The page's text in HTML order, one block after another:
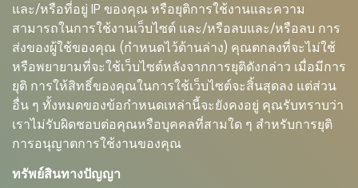
และ/หรือที่อยู่ IP ของคุณ หรือยุติการใช้งานและความ
สามารถในการใช้งานเว็บไซต์ และ/หรือลบและ/หรือลบ การ
ส่งของผู้ใช้ของคุณ (กำหนดไว้ด้านล่าง) คุณตกลงที่จะไม่ใช้
หรือพยายามที่จะใช้เว็บไซต์หลังจากการยุติดังกล่าว เมื่อมีการ
ยุติ การให้สิทธิ์ของคุณในการใช้เว็บไซต์จะสิ้นสุดลง แต่ส่วน
อื่น ๆ ทั้งหมดของข้อกำหนดเหล่านี้จะยังคงอยู่ คุณรับทราบว่า
เราไม่รับผิดชอบต่อคุณหรือบุคคลที่สามใด ๆ สำหรับการยุติ
การอนุญาตการใช้งานของคุณ
ทรัพย์สินทางปัญญา